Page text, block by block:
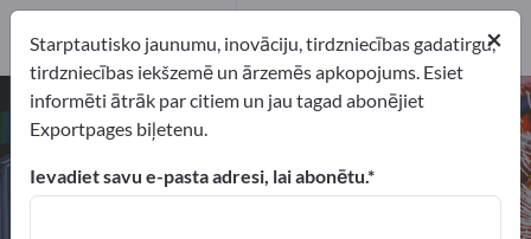
CNC iekārtas – atrodiet ražotājus
un piegādātājus
Ražotājs15
Izplatītāji1×
Starptautisko jaunumu, inovāciju, tirdzniecības gadatirgu,
tirdzniecības iekšzemē un ārzemēs apkopojums. Esiet
informēti ātrāk par citiem un jau tagad abonējiet
Exportpages biļetenu.
Ievadiet savu e-pasta adresi, lai abonētu.